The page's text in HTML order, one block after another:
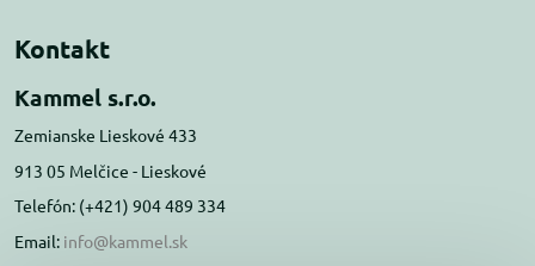
Kontakt
Kammel s.r.o.
Zemianske Lieskové 433
913 05 Melčice - Lieskové
Telefón: (+421) 904 489 334
Email: info@kammel.sk